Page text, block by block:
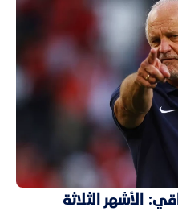
الأشهر الثلاثة